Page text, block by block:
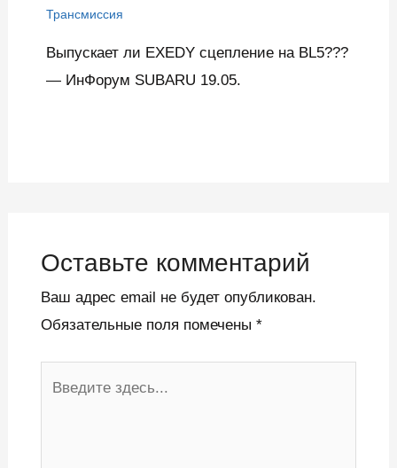
Трансмиссия
Выпускает ли EXEDY сцепление на BL5???
— ИнФорум SUBARU 19.05.
Оставьте комментарий
Ваш адрес email не будет опубликован.
Обязательные поля помечены *